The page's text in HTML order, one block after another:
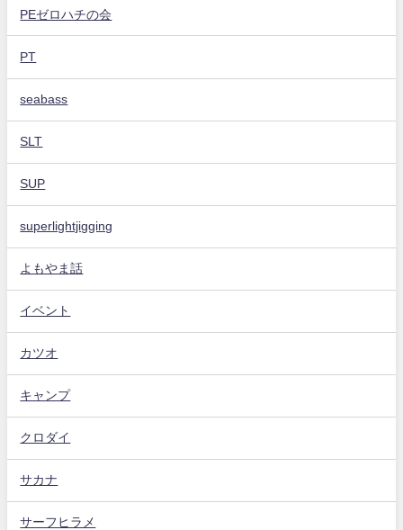
PEゼロハチの会
PT
seabass
SLT
SUP
superlightjigging
よもやま話
イベント
カツオ
キャンプ
クロダイ
サカナ
サーフヒラメ